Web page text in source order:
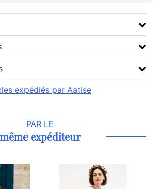
expédiés par Aatise
PAR LE
même expéditeur